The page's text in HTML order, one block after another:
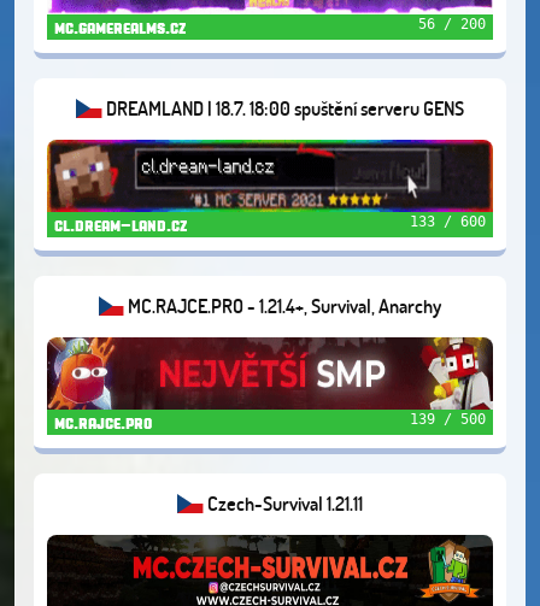
mc.gamerealms.cz 56 / 200
DREAMLAND | 18.7. 18:00 spuštění serveru GENS
cl.dream-land.cz 133 / 600
MC.RAJCE.PRO - 1.21.4+, Survival, Anarchy
mc.rajce.pro 139 / 500
Czech-Survival 1.21.11